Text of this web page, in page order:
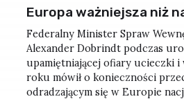
Europa ważniejsza niż
Federalny Minister Spraw
Alexander Dobrindt podczas
upamiętniającej ofiary ucieczki i
roku mówił o konieczności
odradzającym się w Europie